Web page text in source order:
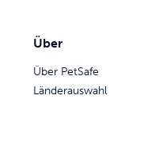
Über
Über PetSafe
Länderauswahl